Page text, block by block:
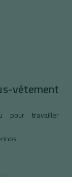
vêtement
pour travailler
.